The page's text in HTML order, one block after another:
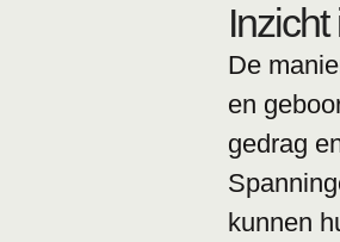
De
en
gedrag
kunnen